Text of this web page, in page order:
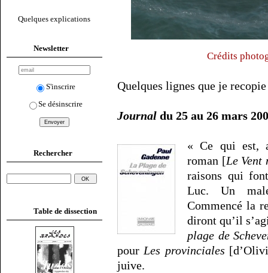
Quelques explications
Newsletter
S'inscrire
Se désinscrire
Rechercher
Table de dissection
Crédits
Quelques lignes que je
Journal du 25 au 26 mars
« Ce qui est,
roman [Le Vent
raisons qui
Luc. Un
Commencé la
diront qu’il
plage de
pour Les provinciales
juive.